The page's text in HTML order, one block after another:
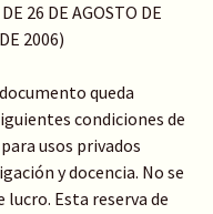
26 DE AGOSTO DE
2006)
queda
condiciones de
usos privados
y docencia. No se
Esta reserva de